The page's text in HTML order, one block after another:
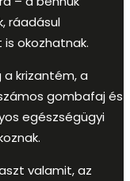
ráadásul
okozhatnak.
krizantém, a
gombafaj és
egészségügyi
valamit, az